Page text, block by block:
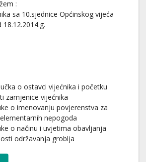
:
sa 10.sjednice Općinskog vijeća
o ostavci vijećnika i početku
zamjenice vijećnika
o imenovanju povjerenstva za
nepogoda
o načinu i uvjetima obavljanja
održavanja groblja